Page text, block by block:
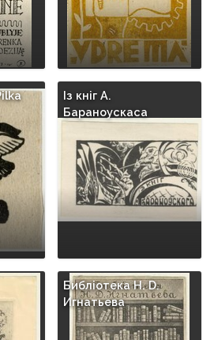
Iз кнiг A.
Бараноускаса
Библiотека Н. D.
Игнатьева